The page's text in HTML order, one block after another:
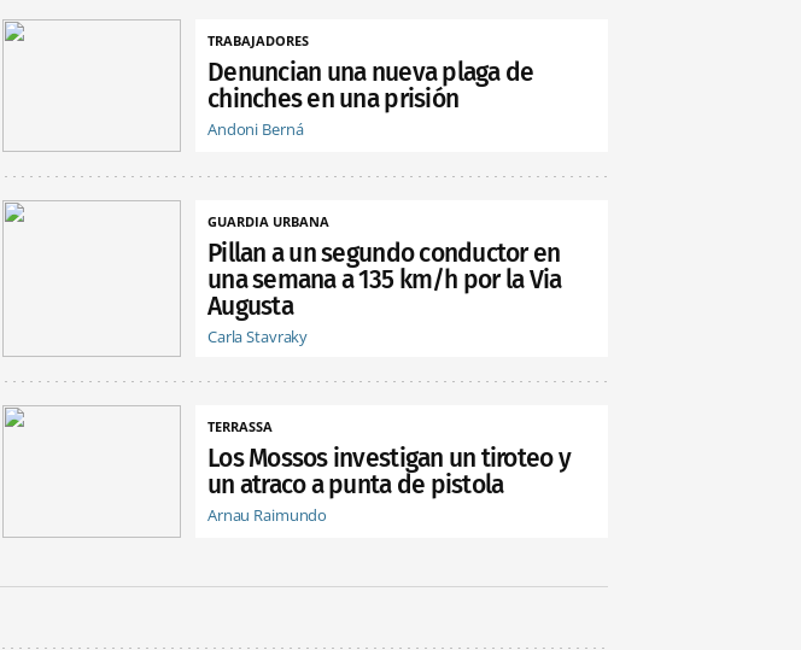
TRABAJADORES
Denuncian una nueva plaga de
chinches en una prisión
Andoni Berná
GUARDIA URBANA
Pillan a un segundo conductor en
una semana a 135 km/h por la Via
Augusta
Carla Stavraky
TERRASSA
Los Mossos investigan un tiroteo y
un atraco a punta de pistola
Arnau Raimundo